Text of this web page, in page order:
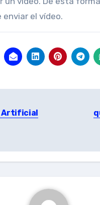
enviar el vídeo.
Artificial